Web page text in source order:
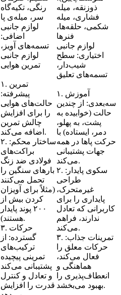
رنگی، تکیه‌گاه
سر، میله‌ی پا
لوازم جانبی
اضافی:
تسمه‌های آویز،
لوازم جانبی
تمرین هوایی
ذوزنقه، میله
فشاری، میله
شکمی، حلقه‌ها،
فنرها
لوازم جانبی
اختیاری: سطح
شیب‌دار،
تسمه‌های تعلیق
۱. تمرین
پیشرفته:
حالت‌های هوایی
را برای افزایش
چالش تمرین
اضافه می‌کند.
۲. ساختار محکم:
براکت‌های
فولادی ضد زنگ
بارهای سنگین را
تحمل می‌کنند
(مثلاً برای آویزان
کردن بیش از
۲۰۰ پوند پایدار
هستند).
۳. حرکات
گسترده: از
ترکیب‌های
تمرینی پیچیده
پشتیبانی می‌کند
و تعادل و کنترل
قدرت را افزایش
۱. آموزش
سه‌بعدی: از چندین
حالت (خوابیده به
پشت، به پهلو،
دمر، ایستاده) با
حرکت پاها در همه
جهات پشتیبانی
می‌کند.
۲. سکوی پایدار:
طراحی
غیرمتحرک،
پایداری را برای
کاربرانی که تعادل
ندارند، فراهم
می‌کند.
۳. تمرینات جذاب:
حرکات معلق را
فعال می‌کند،
هماهنگی و
انعطاف‌پذیری را
بهبود می‌بخشد.